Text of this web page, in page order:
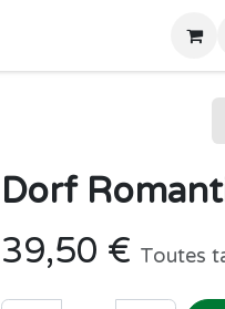
Dorf
39,50 € Toutes